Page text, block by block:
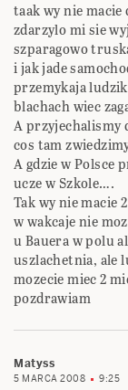
taak wy nie
zdarzylo mi sie
szparagowo
i jak jade
przemykaja
blachach wiec
A przyjechalismy
cos tam
A gdzie w Polsce
ucze w Szkole….
Tak wy nie
w wakcaje nie
u Bauera w polu
uszlachetnia, ale
mozecie miec 2
pozdrawiam
Matyss
5 MARCA 2008 9:25